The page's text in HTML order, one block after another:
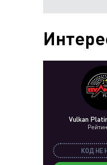
Vulkan
КОД НЕ